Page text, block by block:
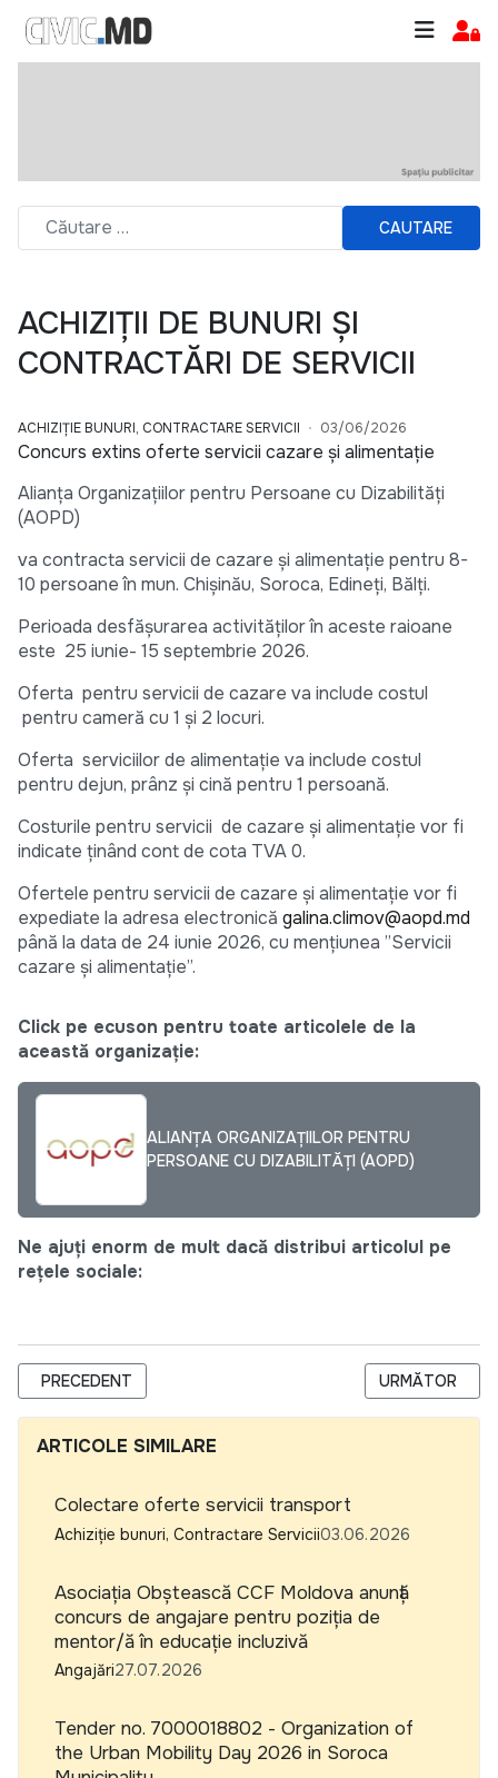
CAUTARE
ACHIZIȚII DE BUNURI ȘI
CONTRACTĂRI DE SERVICII
ACHIZIȚIE BUNURI, CONTRACTARE SERVICII 03/06/2026
Concurs extins oferte servicii cazare și alimentație
Alianța Organizațiilor pentru Persoane cu Dizabilități
(AOPD)
va contracta servicii de cazare și alimentație pentru 8-
10 persoane în mun. Chișinău, Soroca, Edineți, Bălți.
Perioada desfășurarea activităților în aceste raioane
este 25 iunie- 15 septembrie 2026.
Oferta pentru servicii de cazare va include costul
pentru cameră cu 1 și 2 locuri.
Oferta serviciilor de alimentație va include costul
pentru dejun, prânz și cină pentru 1 persoană.
Costurile pentru servicii de cazare și alimentație vor fi
indicate ținând cont de cota TVA 0.
Ofertele pentru servicii de cazare și alimentație vor fi
expediate la adresa electronică galina.climov@aopd.md
până la data de 24 iunie 2026, cu mențiunea ”Servicii
cazare și alimentație”.
Click pe ecuson pentru toate articolele de la
această organizație:
ALIANȚA ORGANIZAȚIILOR PENTRU
PERSOANE CU DIZABILITĂȚI (AOPD)
Ne ajuți enorm de mult dacă distribui articolul pe
rețele sociale:
ARTICOL PRECEDENT: ANUNȚ DE ACHIZIȚII PRIVIND
PRECEDENT ARTICOLUL
URMĂTOR
ARTICOLE SIMILARE
Colectare oferte servicii transport
Achiziție bunuri, Contractare Servicii03.06.2026
Asociația Obștească CCF Moldova anunță
concurs de angajare pentru poziția de
mentor/ă în educație incluzivă
Angajări27.07.2026
Tender no. 7000018802 - Organization of
the Urban Mobility Day 2026 in Soroca